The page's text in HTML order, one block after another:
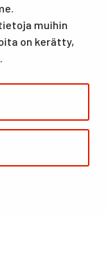
muihin
on kerätty,